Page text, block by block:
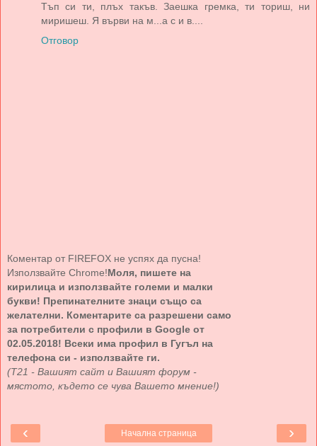
Тъп си ти, плъх такъв. Заешка гремка, ти ториш, ни
миришеш. Я върви на м...а с и в....
Отговор
Коментар от FIREFOX не успях да пусна!
Използвайте Chrome!Моля, пишете на
кирилица и използвайте големи и малки
букви! Препинателните знаци също са
желателни. Коментарите са разрешени само
за потребители с профили в Google от
02.05.2018! Всеки има профил в Гугъл на
телефона си - използвайте ги.
(Т21 - Вашият сайт и Вашият форум -
мястото, където се чува Вашето мнение!)
‹ ›
Начална страница